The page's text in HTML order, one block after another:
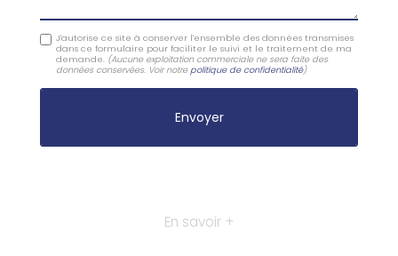
J'autorise ce site à conserver l'ensemble des données transmises
dans ce formulaire pour faciliter le suivi et le traitement de ma
demande. (Aucune exploitation commerciale ne sera faite des
données conservées. Voir notrepolitique de confidentialité)
En savoir +